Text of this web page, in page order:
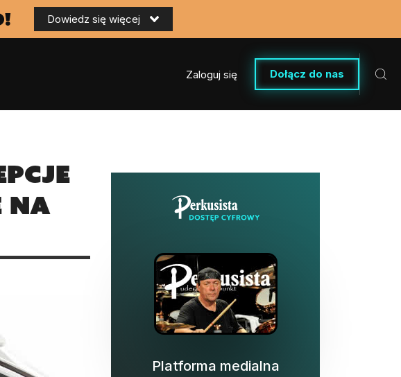
Dowiedz się więcej
Zaloguj się Dołącz do nas
na
Platforma medialna